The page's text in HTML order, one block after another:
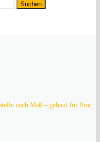
nach Maß – gebaut für Ihre